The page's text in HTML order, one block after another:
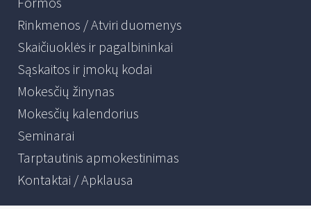
Rinkmenos / Atviri duomenys
Skaičiuoklės ir pagalbininkai
Sąskaitos ir įmokų kodai
Mokesčių žinynas
Mokesčių kalendorius
Seminarai
Tarptautinis apmokestinimas
Kontaktai / Apklausa